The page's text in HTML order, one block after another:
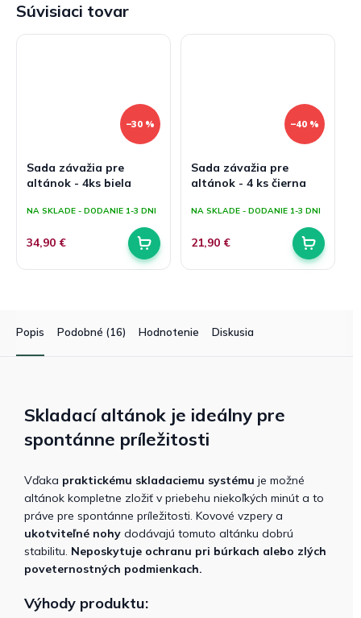
Súvisiaci tovar
–30 %
Sada závažia pre
altánok - 4ks biela
NA SKLADE - DODANIE 1-3 DNI
34,90 €
–40 %
Sada závažia pre
altánok - 4 ks čierna
NA SKLADE - DODANIE 1-3 DNI
21,90 €
Popis Podobné (16) Hodnotenie Diskusia
Skladací altánok je ideálny pre
spontánne príležitosti
Vďaka praktickému skladaciemu systému je možné
altánok kompletne zložiť v priebehu niekoľkých minút a to
práve pre spontánne príležitosti. Kovové vzpery a
ukotviteľné nohy dodávajú tomuto altánku dobrú
stabilitu. Neposkytuje ochranu pri búrkach alebo zlých
poveternostných podmienkach.
Výhody produktu: